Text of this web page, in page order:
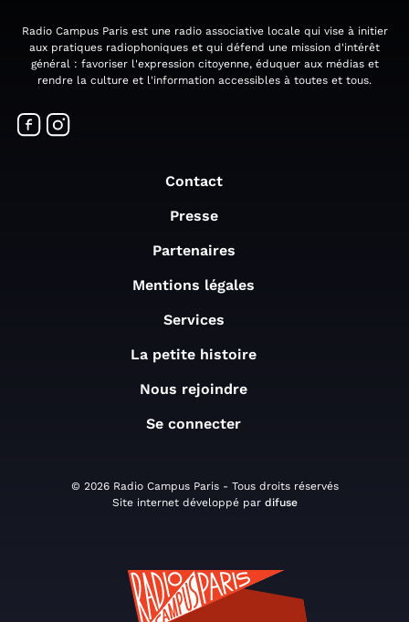
Radio Campus Paris est une radio associative locale qui vise à initier
aux pratiques radiophoniques et qui défend une mission d'intérêt
général : favoriser l'expression citoyenne, éduquer aux médias et
rendre la culture et l'information accessibles à toutes et tous.
Contact
Presse
Partenaires
Mentions légales
Services
La petite histoire
Nous rejoindre
Se connecter
© 2026 Radio Campus Paris - Tous droits réservés
Site internet développé par difuse